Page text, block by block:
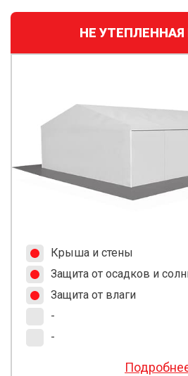
НЕ
Крыша и стены
Защита от осадков и
Защита от влаги
-
-